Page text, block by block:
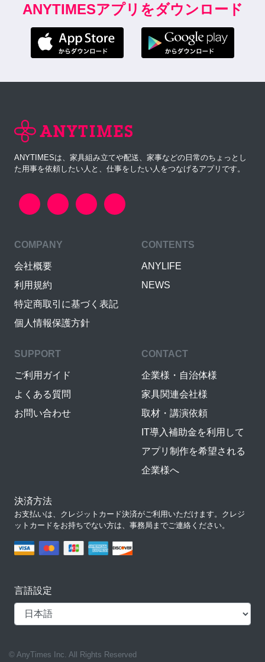
ANYTIMESアプリをダウンロード
ANYTIMESは、家具組み立てや配送、家事などの日常のちょっとし
た用事を依頼したい人と、仕事をしたい人をつなげるアプリです。
COMPANY
会社概要
利用規約
特定商取引に基づく表記
個人情報保護方針
CONTENTS
ANYLIFE
NEWS
SUPPORT
ご利用ガイド
よくある質問
お問い合わせ
CONTACT
企業様・自治体様
家具関連会社様
取材・講演依頼
IT導入補助金を利用して
アプリ制作を希望される
企業様へ
決済方法
お支払いは、クレジットカード決済がご利用いただけます。クレジ
ットカードをお持ちでない方は、事務局までご連絡ください。
言語設定
© AnyTimes Inc. All Rights Reserved